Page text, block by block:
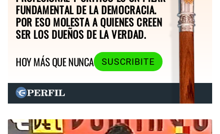
FUNDAMENTAL DE LA DEMOCRACIA.
POR ESO MOLESTA A QUIENES CREEN
SER LOS DUEÑOS DE LA VERDAD.
HOY MÁS QUE NUNCA
SUSCRIBITE